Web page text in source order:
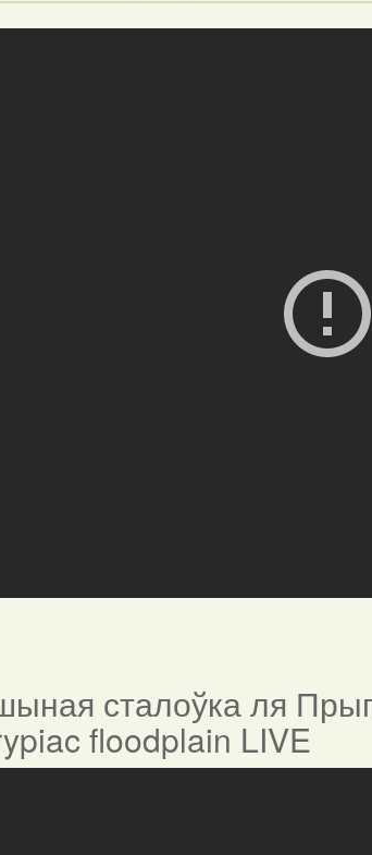
сталоўка ля
floodplain LIVE